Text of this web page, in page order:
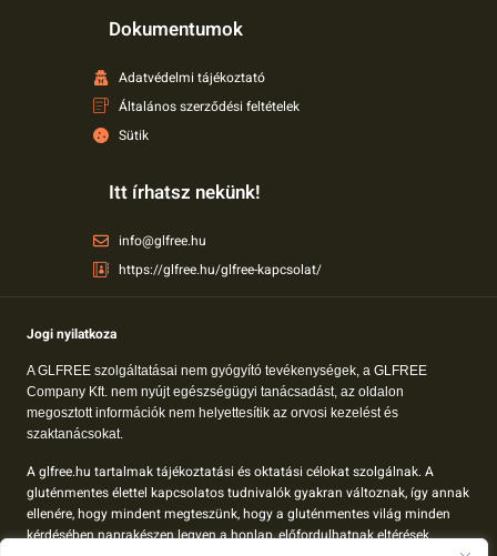
Dokumentumok
Adatvédelmi tájékoztató
Általános szerződési feltételek
Sütik
Itt írhatsz nekünk!
info@glfree.hu
https://glfree.hu/glfree-kapcsolat/
Jogi nyilatkoza
A GLFREE szolgáltatásai nem gyógyító tevékenységek, a GLFREE
Company Kft. nem nyújt egészségügyi tanácsadást, az oldalon
megosztott információk nem helyettesítik az orvosi kezelést és
szaktanácsokat.
A glfree.hu tartalmak tájékoztatási és oktatási célokat szolgálnak. A
gluténmentes élettel kapcsolatos tudnivalók gyakran változnak, így annak
ellenére, hogy mindent megteszünk, hogy a gluténmentes világ minden
kérdésében naprakészen legyen a honlap, előfordulhatnak eltérések.